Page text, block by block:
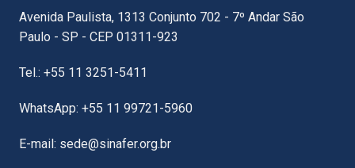
Avenida Paulista, 1313 Conjunto 702 - 7º Andar São
Paulo - SP - CEP 01311-923
Tel.: +55 11 3251-5411
WhatsApp: +55 11 99721-5960
E-mail: sede@sinafer.org.br